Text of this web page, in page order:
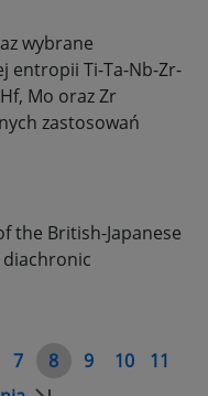
wybrane
entropii Ti-Ta-Nb-Zr-
Mo oraz Zr
zastosowań
the British-Japanese
Strona
7 Strona
8 Strona
9 Strona
10
11